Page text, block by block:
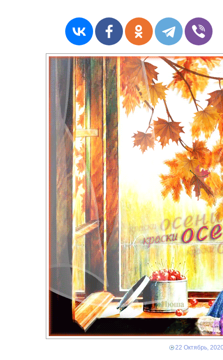
22 Октябрь,